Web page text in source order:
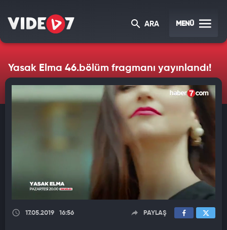
ARA MENÜ
Yasak Elma 46.bölüm fragmanı yayınlandı!
17.05.2019 16:56 PAYLAŞ